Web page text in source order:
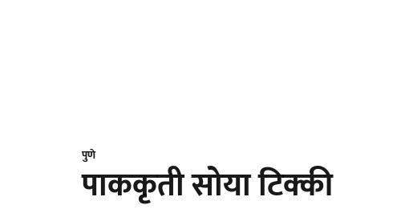
पुणे
पाककृती सोया टिक्की